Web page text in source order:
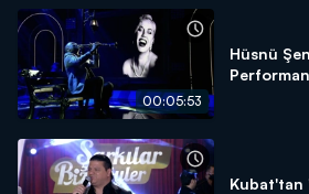
00:05:53
Hüsnü
Kubat'tan